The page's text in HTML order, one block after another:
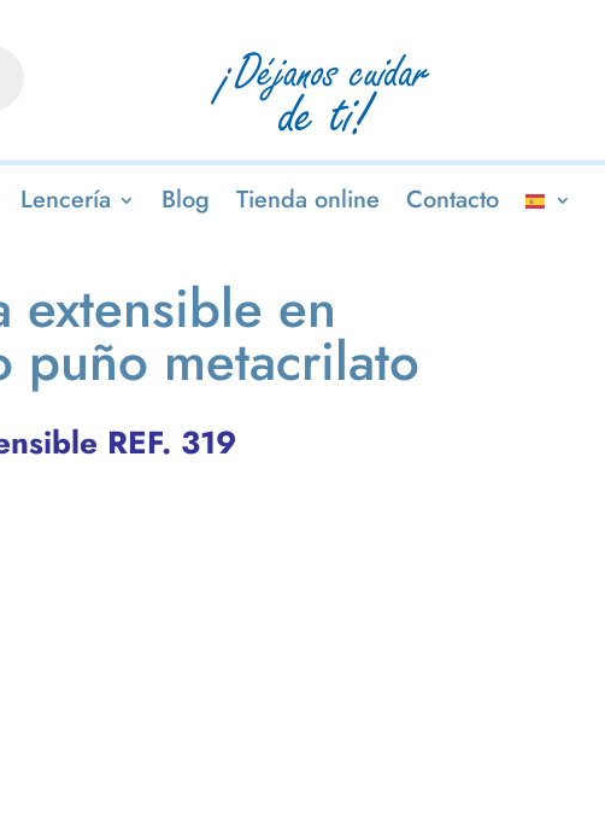
Lencería Blog Tienda online Contacto
extensible en
puño metacrilato
REF. 319